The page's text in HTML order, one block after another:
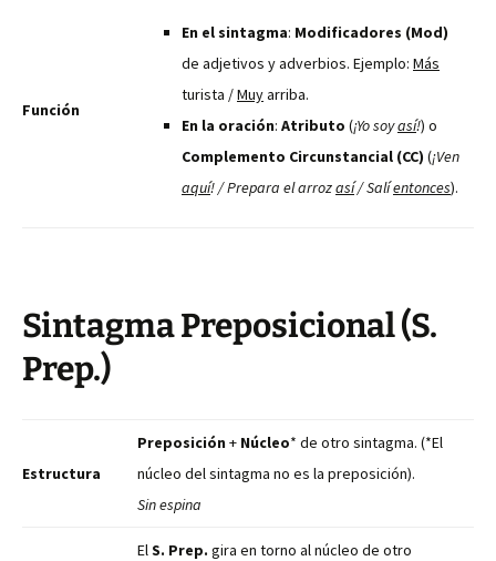
Función
En el sintagma: Modificadores (Mod)
de adjetivos y adverbios. Ejemplo: Más
turista /Muyarriba.
En la oración: Atributo (¡Yo soyasí!) o
Complemento Circunstancial (CC) (¡Ven
aquí! / Prepara el arrozasí/ Salíentonces).
Sintagma Preposicional (S.
Prep.)
Estructura
Preposición + Núcleo* de otro sintagma. (*El
núcleo del sintagma no es la preposición).
Sin espina
ElS. Prep. gira en torno al núcleo de otro